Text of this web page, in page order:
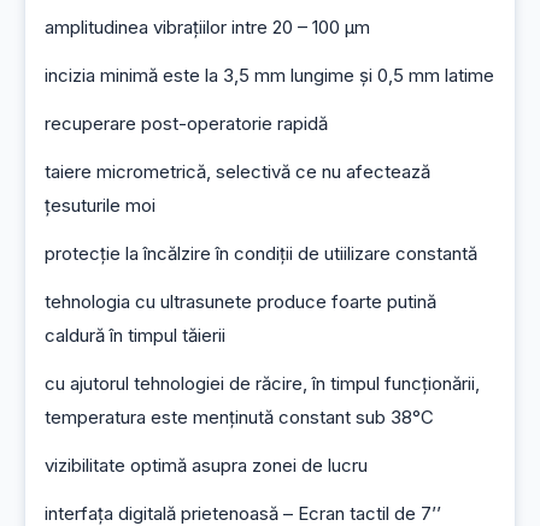
amplitudinea vibrațiilor intre 20 – 100 µm
incizia minimă este la 3,5 mm lungime și 0,5 mm latime
recuperare post-operatorie rapidă
taiere micrometrică, selectivă ce nu afectează
țesuturile moi
protecție la încălzire în condiții de utiilizare constantă
tehnologia cu ultrasunete produce foarte putină
caldură în timpul tăierii
cu ajutorul tehnologiei de răcire, în timpul funcționării,
temperatura este menținută constant sub 38°C
vizibilitate optimă asupra zonei de lucru
interfața digitală prietenoasă – Ecran tactil de 7’’